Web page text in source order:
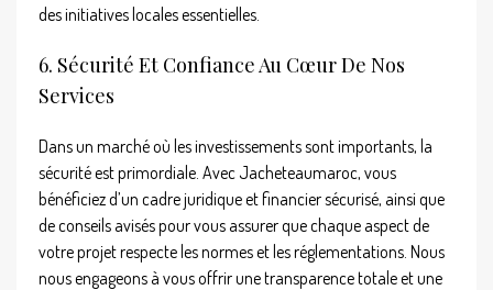
des initiatives locales essentielles.
6. Sécurité Et Confiance Au Cœur De Nos
Services
Dans un marché où les investissements sont importants, la
sécurité est primordiale. Avec Jacheteaumaroc, vous
bénéficiez d’un cadre juridique et financier sécurisé, ainsi que
de conseils avisés pour vous assurer que chaque aspect de
votre projet respecte les normes et les réglementations. Nous
nous engageons à vous offrir une transparence totale et une